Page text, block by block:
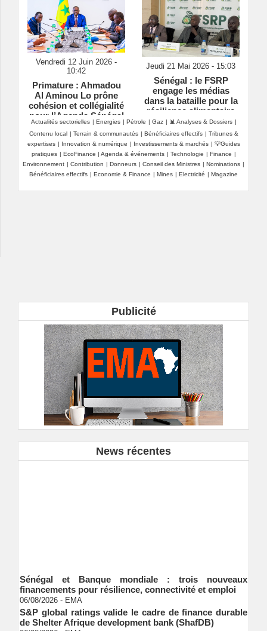
Vendredi 12 Juin 2026 -
10:42
Primature : Ahmadou
Al Aminou Lo prône
cohésion et collégialité
pour l’Agenda Sénégal
2050
Jeudi 21 Mai 2026 - 15:03
Sénégal : le FSRP
engage les médias
dans la bataille pour la
résilience alimentaire
Actualités sectorielles | Energies | Pétrole | Gaz | 📊 Analyses & Dossiers |
Contenu local | Terrain & communautés | Bénéficiaires effectifs | Tribunes &
expertises | Innovation & numérique | Investissements & marchés | 💡Guides
pratiques | EcoFinance | Agenda & événements | Technologie | Finance |
Environnement | Contribution | Donneurs | Conseil des Ministres | Nominations |
Bénéficiaires effectifs | Economie & Finance | Mines | Electricité | Magazine
Publicité
News récentes
Sénégal et Banque mondiale : trois nouveaux
financements pour résilience, connectivité et emploi
06/08/2026 - EMA
S&P global ratings valide le cadre de finance durable
de Shelter Afrique development bank (ShafDB)
06/08/2026 -EMA